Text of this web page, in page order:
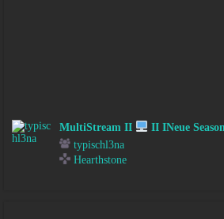
MultiStream II II INeue
typischl3na
Hearthstone